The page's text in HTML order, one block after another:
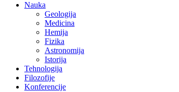
Nauka
Geologija
Medicina
Hemija
Fizika
Astronomija
Istorija
Tehnologija
Filozofije
Konferencije